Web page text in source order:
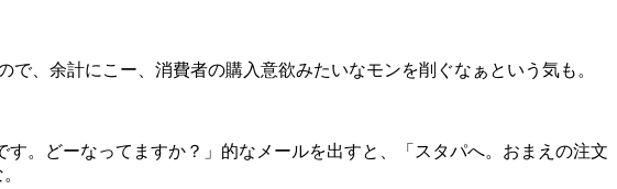
、余計にこー、消費者の購入意欲みたいなモンを削ぐなぁという気も。
。どーなってますか？」的なメールを出すと、「スタパへ。おまえの注文